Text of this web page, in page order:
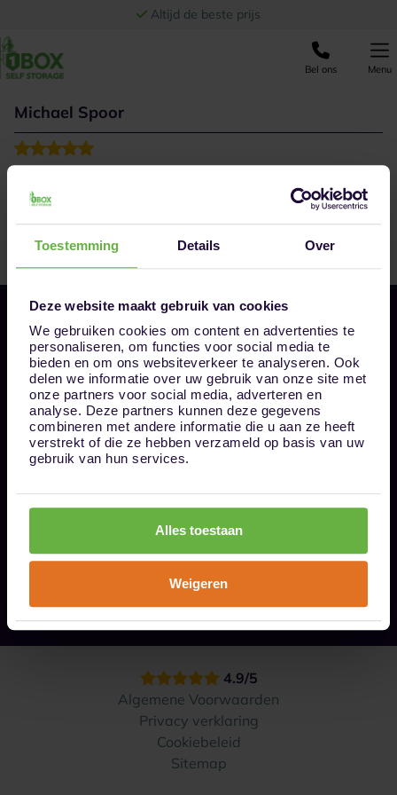
Toestemming Details Over
Deze website maakt gebruik van cookies
We gebruiken cookies om content en advertenties te
personaliseren, om functies voor social media te
bieden en om ons websiteverkeer te analyseren. Ook
delen we informatie over uw gebruik van onze site met
onze partners voor social media, adverteren en
analyse. Deze partners kunnen deze gegevens
combineren met andere informatie die u aan ze heeft
verstrekt of die ze hebben verzameld op basis van uw
gebruik van hun services.
Alles toestaan
Weigeren
Altijd de beste prijs
Bel ons Menu
Michael Spoor
Bel ons op 085 - 0161611
info@1box.nl
Volg ons
Onze opslaglocaties
Hoe werkt het?
4.9/5
Algemene Voorwaarden
Privacy verklaring
Cookiebeleid
Sitemap